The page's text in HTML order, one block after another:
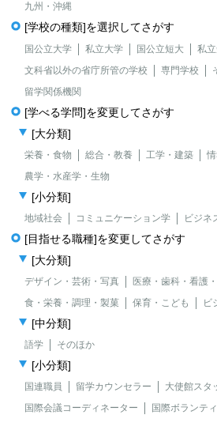
九州・沖縄
[学校の種類]を選択してさがす
国公立大学 私立大学 国公立短大 私
文科省以外の省庁所管の学校
専門学校
留学関係機関
[学べる学問]を変更してさがす
[大分類]
栄養・食物 総合・教養 工学・建築
農学・水産学・生物
[小分類]
地域社会 コミュニケーション学 ビジネ
[目指せる職種]を変更してさがす
[大分類]
デザイン・芸術・写真
医療・歯科・看護
食・栄養・調理・製菓
保育・こども ビ
[中分類]
語学 そのほか
[小分類]
国連職員 留学カウンセラー
大使館スタ
国際会議コーディネーター
国際ボランテ